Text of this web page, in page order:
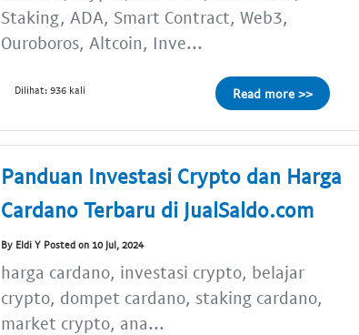
Staking, ADA, Smart Contract, Web3,
Ouroboros, Altcoin, Inve...
Dilihat: 936 kali Read more >>
Panduan Investasi Crypto dan Harga
Cardano Terbaru di JualSaldo.com
By Eldi Y Posted on 10 Jul, 2024
harga cardano, investasi crypto, belajar
crypto, dompet cardano, staking cardano,
market crypto, ana...